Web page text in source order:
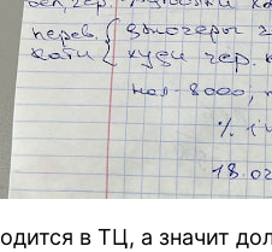
в ТЦ, а значит